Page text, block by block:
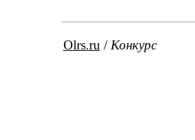
Olrs.ru / Конкурс